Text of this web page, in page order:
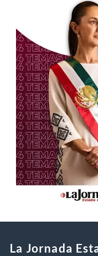
La Jornada